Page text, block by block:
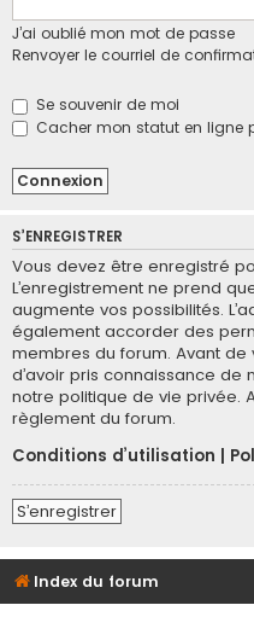
J’ai oublié mon mot de passe
Renvoyer le courriel de
Se souvenir de moi
Cacher mon statut en ligne
S’ENREGISTRER
Vous devez être enregistré
L’enregistrement ne prend
augmente vos possibilités.
également accorder des
membres du forum. Avant
d’avoir pris connaissance de
notre politique de vie privée.
règlement du forum.
Conditions d’utilisation
S’enregistrer
Index du forum